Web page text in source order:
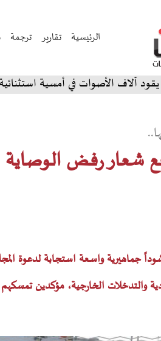
الرئيسية تقارير ترجمة
أمسية استثنائية على المسرح
شعار رفض
جماهيرية واسعة استجابة لدعوة
والتدخلات الخارجية، مؤكدين تمسكهم